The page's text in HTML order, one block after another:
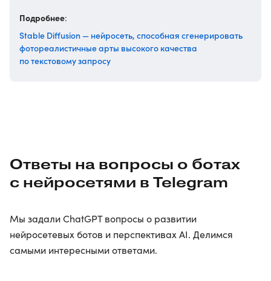
Подробнее:
Stable Diffusion — нейросеть, способная сгенерировать
фотореалистичные арты высокого качества
по текстовому запросу
Ответы на вопросы о ботах
с нейросетями в Telegram
Мы задали ChatGPT вопросы о развитии
нейросетевых ботов и перспективах AI. Делимся
самыми интересными ответами.